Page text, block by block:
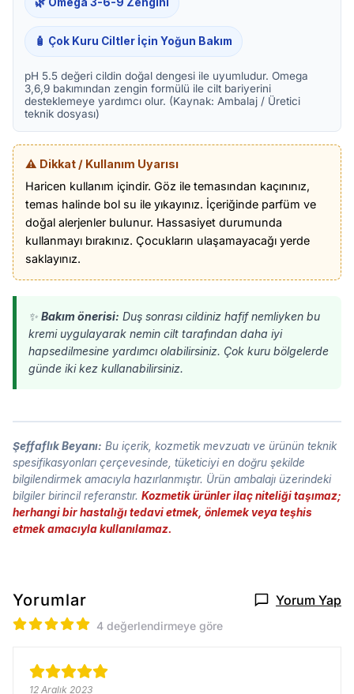
🧴 Çok Kuru Ciltler İçin Yoğun Bakım
pH 5.5 değeri cildin doğal dengesi ile uyumludur. Omega
3,6,9 bakımından zengin formülü ile cilt bariyerini
desteklemeye yardımcı olur. (Kaynak: Ambalaj / Üretici
teknik dosyası)
⚠️ Dikkat / Kullanım Uyarısı
Haricen kullanım içindir. Göz ile temasından kaçınınız,
temas halinde bol su ile yıkayınız. İçeriğinde parfüm ve
doğal alerjenler bulunur. Hassasiyet durumunda
kullanmayı bırakınız. Çocukların ulaşamayacağı yerde
saklayınız.
✨ Bakım önerisi: Duş sonrası cildiniz hafif nemliyken bu
kremi uygulayarak nemin cilt tarafından daha iyi
hapsedilmesine yardımcı olabilirsiniz. Çok kuru bölgelerde
günde iki kez kullanabilirsiniz.
Şeffaflık Beyanı: Bu içerik, kozmetik mevzuatı ve ürünün teknik
spesifikasyonları çerçevesinde, tüketiciyi en doğru şekilde
bilgilendirmek amacıyla hazırlanmıştır. Ürün ambalajı üzerindeki
bilgiler birincil referanstır. Kozmetik ürünler ilaç niteliği taşımaz;
herhangi bir hastalığı tedavi etmek, önlemek veya teşhis
etmek amacıyla kullanılamaz.
Yorumlar Yorum Yap
4 değerlendirmeye göre
12 Aralık 2023